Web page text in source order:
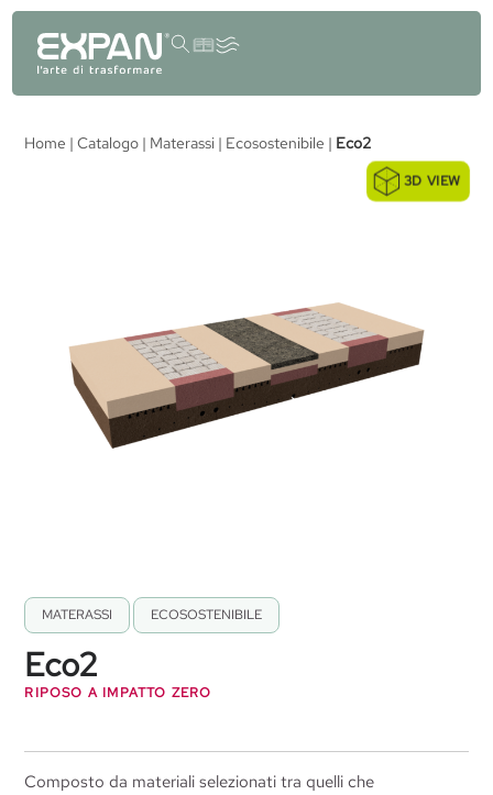
contenuto
Home |Catalogo | Materassi | Ecosostenibile | Eco2
3D VIEW
MATERASSI ECOSOSTENIBILE
Eco2
RIPOSO A IMPATTO ZERO
Composto da materiali selezionati tra quelli che